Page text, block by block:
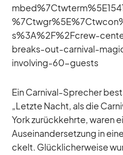
s%3A%2F%2Fcrew-
breaks-out-carnival-
involving-60-guests
Ein Car­ni­val-Spre­cher
„Letzte Nacht, als die
York zu­rück­kehrte, wa­ren
Aus­ein­an­der­set­zung in
ckelt. Glück­li­cher­weise